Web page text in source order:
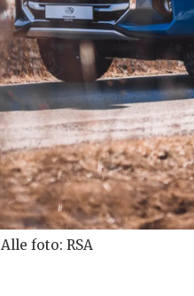
foto: RSA